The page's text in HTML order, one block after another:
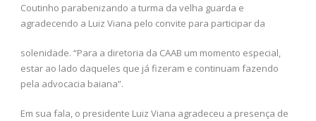
Coutinho parabenizando a turma da velha guarda e
agradecendo a Luiz Viana pelo convite para participar da
solenidade. “Para a diretoria da CAAB um momento especial,
estar ao lado daqueles que já fizeram e continuam fazendo
pela advocacia baiana”.
Em sua fala, o presidente Luiz Viana agradeceu a presença de